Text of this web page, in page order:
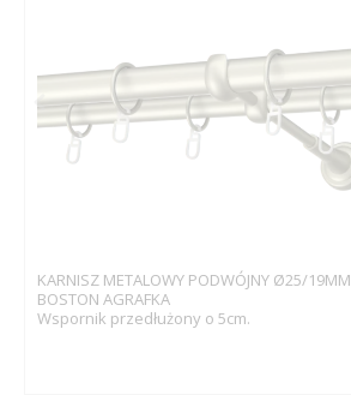
KARNISZ METALOWY PODWÓJNY Ø25/19MM
BOSTON AGRAFKA
Wspornik przedłużony o 5cm.